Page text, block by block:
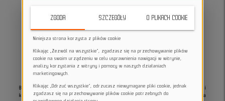
Bicyklon Jib Green Pixelto siodełko stworzone z myślą oJib Sessions, dirt jumpach i
kreatywnej jeździe w bike parkach.Kompaktowy kształt, mocna podstawa i pewna
ZGODA SZCZEGÓŁY O PLIKACH COOKIE
Niniejsza strona korzysta z plików cookie
Klikając „Zezwól na wszystkie”, zgadzasz się na przechowywanie plików
cookie na swoim urządzeniu w celu usprawnienia nawigacji w witrynie,
analizy korzystania z witryny i pomocy w naszych działaniach
marketingowych.
Klikając „Odrzuć wszystkie”, odrzucasz niewymagane pliki cookie, jednak
zgadzasz się na przechowywanie plików cookie potrzebnych do